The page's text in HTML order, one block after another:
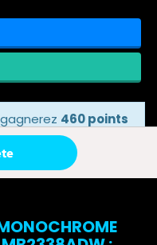
460 points
de fidélité.
bonus